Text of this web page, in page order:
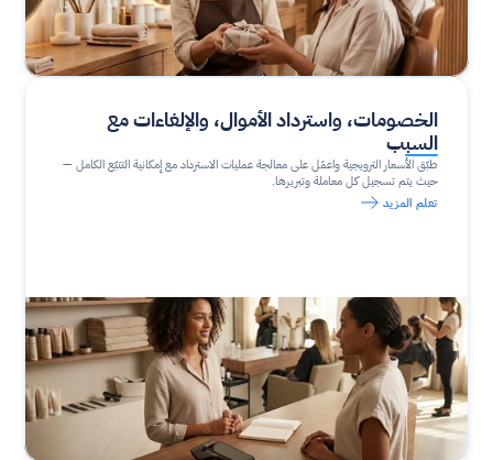
السبب
حيث يتم تسجيل كل معاملة وتبريرها.
تعلم المزيد